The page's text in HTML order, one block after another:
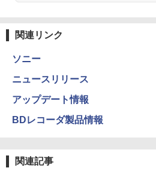
関連リンク
ソニー
ニュースリリース
アップデート情報
BDレコーダ製品情報
関連記事